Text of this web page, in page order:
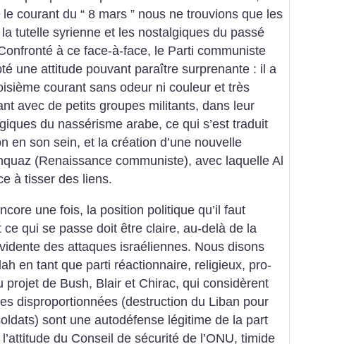
courant du “ 8 mars ” nous ne trouvions que les
tutelle syrienne et les nostalgiques du passé
à ce face-à-face, le Parti communiste
une attitude pouvant paraître surprenante : il a
courant sans odeur ni couleur et très
avec de petits groupes militants, dans leur
du nassérisme arabe, ce qui s’est traduit
en son sein, et la création d’une nouvelle
(Renaissance communiste), avec laquelle Al
à tisser des liens.
une fois, la position politique qu’il faut
ce qui se passe doit être claire, au-delà de la
des attaques israéliennes. Nous disons
en tant que parti réactionnaire, religieux, pro-
projet de Bush, Blair et Chirac, qui considèrent
disproportionnées (destruction du Liban pour
sont une autodéfense légitime de la part
du Conseil de sécurité de l’ONU, timide